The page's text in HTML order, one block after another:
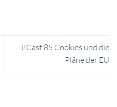
J!Cast 85 Cookies und die
Pläne der EU